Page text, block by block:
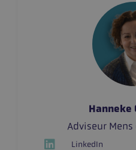
Hanneke
Adviseur
LinkedIn